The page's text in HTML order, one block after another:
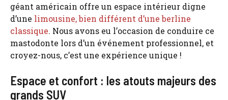
géant américain offre un espace intérieur digne
d’une limousine, bien différent d’une berline
classique. Nous avons eu l’occasion de conduire ce
mastodonte lors d’un événement professionnel, et
croyez-nous, c’est une expérience unique !
Espace et confort : les atouts majeurs des
grands SUV